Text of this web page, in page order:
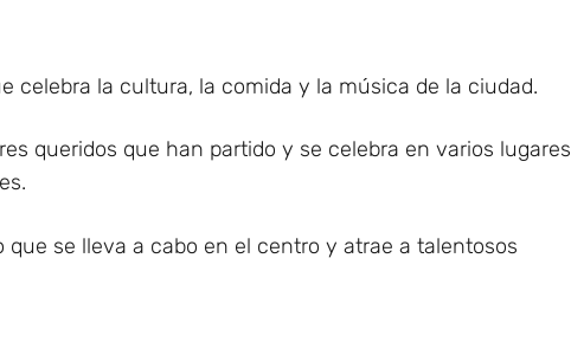
celebra la cultura, la comida y la música de la ciudad.
queridos que han partido y se celebra en varios lugares
se lleva a cabo en el centro y atrae a talentosos